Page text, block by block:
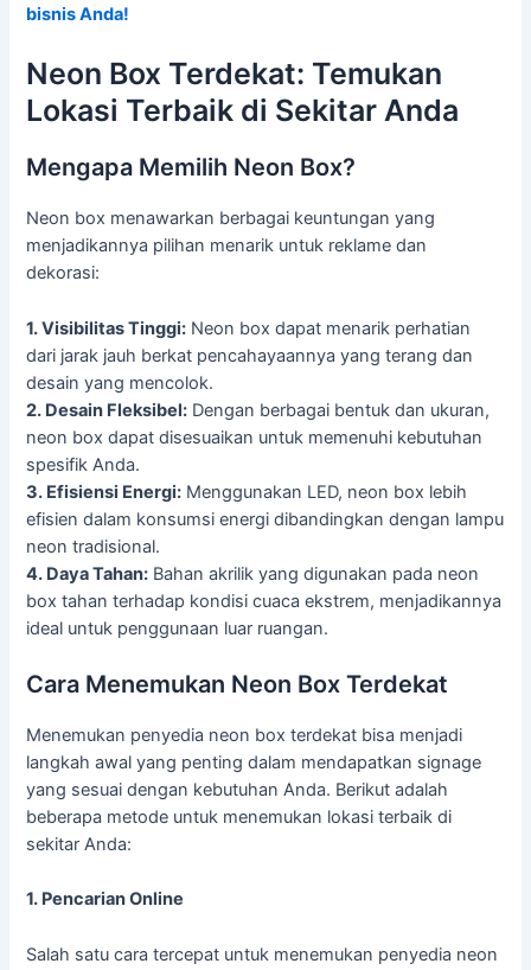
bisnis Anda!
Neon Box Terdekat: Temukan
Lokasi Terbaik di Sekitar Anda
Mengapa Memilih Neon Box?
Neon box menawarkan berbagai keuntungan yang
menjadikannya pilihan menarik untuk reklame dan
dekorasi:
1. Visibilitas Tinggi: Neon box dapat menarik perhatian
dari jarak jauh berkat pencahayaannya yang terang dan
desain yang mencolok.
2. Desain Fleksibel: Dengan berbagai bentuk dan ukuran,
neon box dapat disesuaikan untuk memenuhi kebutuhan
spesifik Anda.
3. Efisiensi Energi: Menggunakan LED, neon box lebih
efisien dalam konsumsi energi dibandingkan dengan lampu
neon tradisional.
4. Daya Tahan: Bahan akrilik yang digunakan pada neon
box tahan terhadap kondisi cuaca ekstrem, menjadikannya
ideal untuk penggunaan luar ruangan.
Cara Menemukan Neon Box Terdekat
Menemukan penyedia neon box terdekat bisa menjadi
langkah awal yang penting dalam mendapatkan signage
yang sesuai dengan kebutuhan Anda. Berikut adalah
beberapa metode untuk menemukan lokasi terbaik di
sekitar Anda:
1. Pencarian Online
Salah satu cara tercepat untuk menemukan penyedia neon